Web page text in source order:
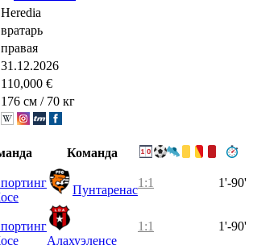
Heredia
вратарь
правая
31.12.2026
110,000 €
176 см / 70 кг
Команда
Пунтаренас
1:1 1'-90'
Алахуэленсе
1:1 1'-90'